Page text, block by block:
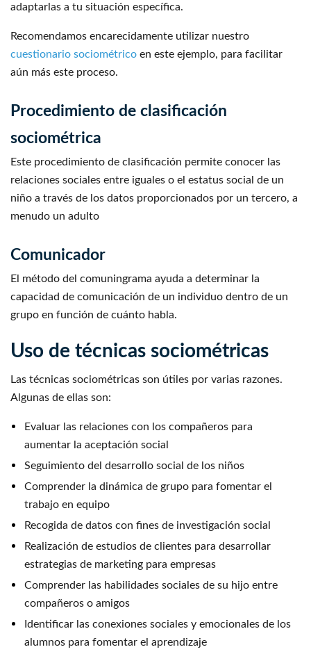
adaptarlas a tu situación específica.
Recomendamos encarecidamente utilizar nuestro
cuestionario sociométrico en este ejemplo, para facilitar
aún más este proceso.
Procedimiento de clasificación
sociométrica
Este procedimiento de clasificación permite conocer las
relaciones sociales entre iguales o el estatus social de un
niño a través de los datos proporcionados por un tercero, a
menudo un adulto
Comunicador
El método del comuningrama ayuda a determinar la
capacidad de comunicación de un individuo dentro de un
grupo en función de cuánto habla.
Uso de técnicas sociométricas
Las técnicas sociométricas son útiles por varias razones.
Algunas de ellas son:
Evaluar las relaciones con los compañeros para
aumentar la aceptación social
Seguimiento del desarrollo social de los niños
Comprender la dinámica de grupo para fomentar el
trabajo en equipo
Recogida de datos con fines de investigación social
Realización de estudios de clientes para desarrollar
estrategias de marketing para empresas
Comprender las habilidades sociales de su hijo entre
compañeros o amigos
Identificar las conexiones sociales y emocionales de los
alumnos para fomentar el aprendizaje